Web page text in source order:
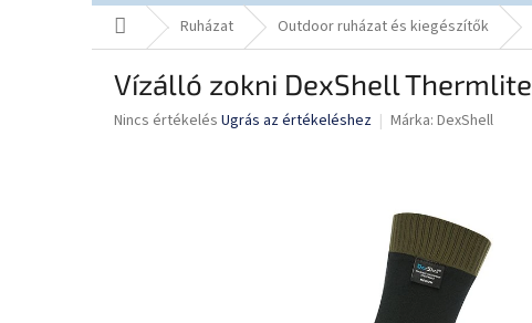
KezdőlapRuházat Outdoor ruházat és kiegészítők
Vízálló zokni DexShell Thermlite
A
Nincs értékelés Ugrás az értékeléshez Márka: DexShell